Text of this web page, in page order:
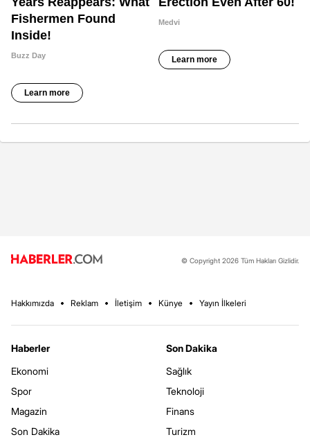
© Copyright 2026 Tüm Hakları Gizlidir.
Hakkımızda Reklam İletişim Künye Yayın İlkeleri
Haberler
Ekonomi
Spor
Magazin
Son Dakika
Son Dakika
Sağlık
Teknoloji
Finans
Turizm